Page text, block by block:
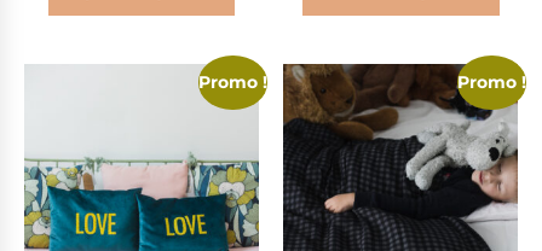
Promo ! Promo !